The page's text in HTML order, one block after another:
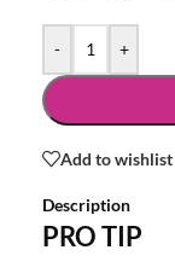
- +
Add to wishlist
Description
PRO TIP